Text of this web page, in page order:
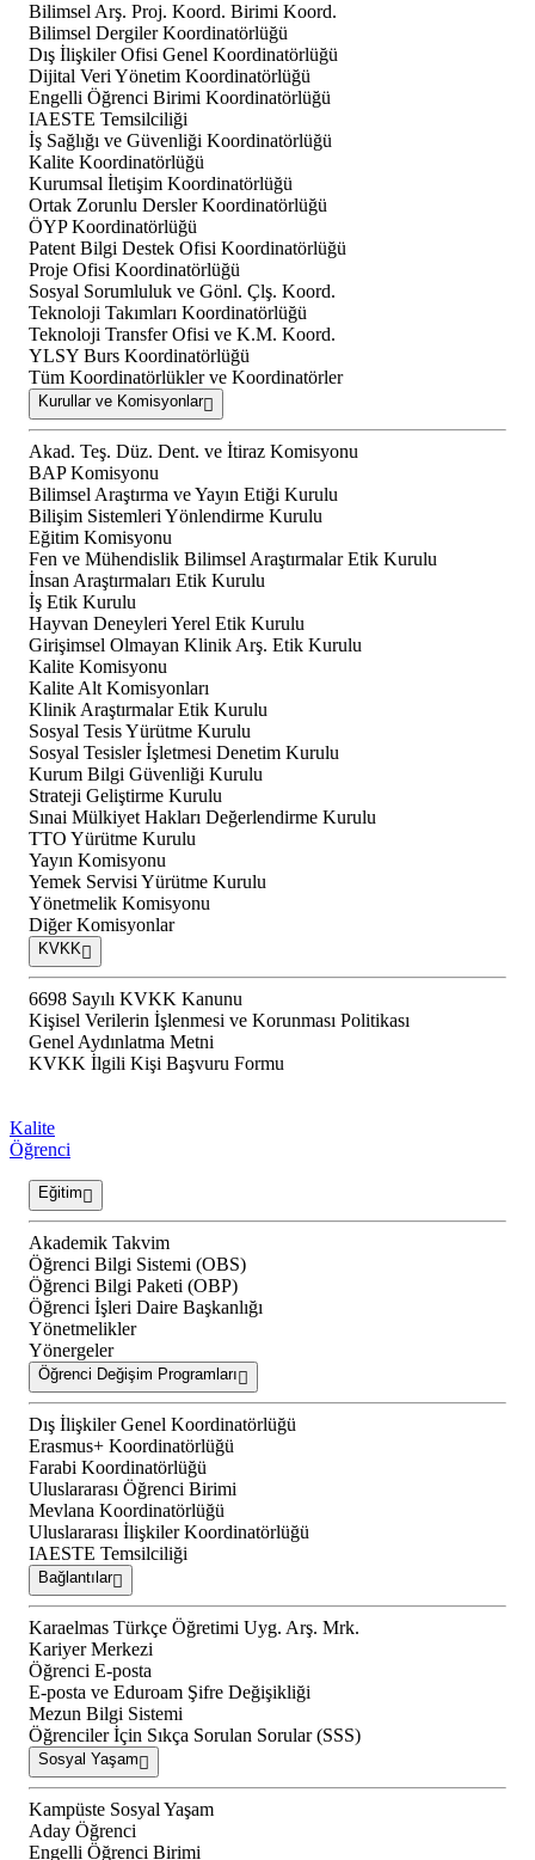
Bilimsel Arş. Proj. Koord. Birimi Koord.
Bilimsel Dergiler Koordinatörlüğü
Dış İlişkiler Ofisi Genel Koordinatörlüğü
Dijital Veri Yönetim Koordinatörlüğü
Engelli Öğrenci Birimi Koordinatörlüğü
IAESTE Temsilciliği
İş Sağlığı ve Güvenliği Koordinatörlüğü
Kalite Koordinatörlüğü
Kurumsal İletişim Koordinatörlüğü
Ortak Zorunlu Dersler Koordinatörlüğü
ÖYP Koordinatörlüğü
Patent Bilgi Destek Ofisi Koordinatörlüğü
Proje Ofisi Koordinatörlüğü
Sosyal Sorumluluk ve Gönl. Çlş. Koord.
Teknoloji Takımları Koordinatörlüğü
Teknoloji Transfer Ofisi ve K.M. Koord.
YLSY Burs Koordinatörlüğü
Tüm Koordinatörlükler ve Koordinatörler
Kurullar ve Komisyonlar
Akad. Teş. Düz. Dent. ve İtiraz Komisyonu
BAP Komisyonu
Bilimsel Araştırma ve Yayın Etiği Kurulu
Bilişim Sistemleri Yönlendirme Kurulu
Eğitim Komisyonu
Fen ve Mühendislik Bilimsel Araştırmalar Etik Kurulu
İnsan Araştırmaları Etik Kurulu
İş Etik Kurulu
Hayvan Deneyleri Yerel Etik Kurulu
Girişimsel Olmayan Klinik Arş. Etik Kurulu
Kalite Komisyonu
Kalite Alt Komisyonları
Klinik Araştırmalar Etik Kurulu
Sosyal Tesis Yürütme Kurulu
Sosyal Tesisler İşletmesi Denetim Kurulu
Kurum Bilgi Güvenliği Kurulu
Strateji Geliştirme Kurulu
Sınai Mülkiyet Hakları Değerlendirme Kurulu
TTO Yürütme Kurulu
Yayın Komisyonu
Yemek Servisi Yürütme Kurulu
Yönetmelik Komisyonu
Diğer Komisyonlar
KVKK
6698 Sayılı KVKK Kanunu
Kişisel Verilerin İşlenmesi ve Korunması Politikası
Genel Aydınlatma Metni
KVKK İlgili Kişi Başvuru Formu
Kalite
Öğrenci
Eğitim
Akademik Takvim
Öğrenci Bilgi Sistemi (OBS)
Öğrenci Bilgi Paketi (OBP)
Öğrenci İşleri Daire Başkanlığı
Yönetmelikler
Yönergeler
Öğrenci Değişim Programları
Dış İlişkiler Genel Koordinatörlüğü
Erasmus+ Koordinatörlüğü
Farabi Koordinatörlüğü
Uluslararası Öğrenci Birimi
Mevlana Koordinatörlüğü
Uluslararası İlişkiler Koordinatörlüğü
IAESTE Temsilciliği
Bağlantılar
Karaelmas Türkçe Öğretimi Uyg. Arş. Mrk.
Kariyer Merkezi
Öğrenci E-posta
E-posta ve Eduroam Şifre Değişikliği
Mezun Bilgi Sistemi
Öğrenciler İçin Sıkça Sorulan Sorular (SSS)
Sosyal Yaşam
Kampüste Sosyal Yaşam
Aday Öğrenci
Engelli Öğrenci Birimi